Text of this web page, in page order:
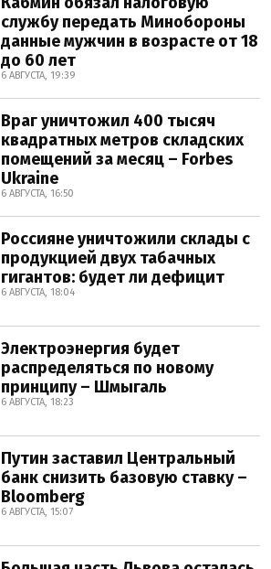
службу передать Минобороны
данные мужчин в возрасте от 18
до 60 лет
6 АВГУСТА, 19:39
Враг уничтожил 400 тысяч
квадратных метров складских
помещений за месяц – Forbes
Ukraine
6 АВГУСТА, 16:50
Россияне уничтожили склады с
продукцией двух табачных
гигантов: будет ли дефицит
6 АВГУСТА, 18:04
Электроэнергия будет
распределяться по новому
принципу – Шмыгаль
6 АВГУСТА, 18:23
Путин заставил Центральный
банк снизить базовую ставку –
Bloomberg
6 АВГУСТА, 15:07